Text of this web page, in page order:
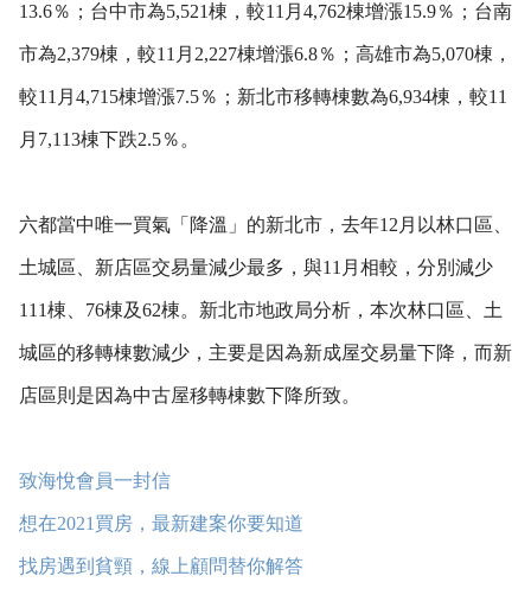
13.6％；台中市為5,521棟，較11月4,762棟增漲15.9％；台南
市為2,379棟，較11月2,227棟增漲6.8％；高雄市為5,070棟，
較11月4,715棟增漲7.5％；新北市移轉棟數為6,934棟，較11
月7,113棟下跌2.5％。
六都當中唯一買氣「降溫」的新北市，去年12月以林口區、
土城區、新店區交易量減少最多，與11月相較，分別減少
111棟、76棟及62棟。新北市地政局分析，本次林口區、土
城區的移轉棟數減少，主要是因為新成屋交易量下降，而新
店區則是因為中古屋移轉棟數下降所致。
致海悅會員一封信
想在2021買房，最新建案你要知道
找房遇到貧頸，線上顧問替你解答